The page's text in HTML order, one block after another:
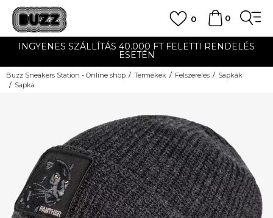
0
0
INGYENES SZÁLLÍTÁS 40.000 FT FELETTI RENDELÉS
ESETÉN
Buzz Sneakers Station - Online shop Termékek Felszerelés
Sapkák
Sapka